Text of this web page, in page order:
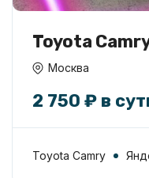
Toyota
такси
Москва
2 750 ₽ в
Toyota Camry